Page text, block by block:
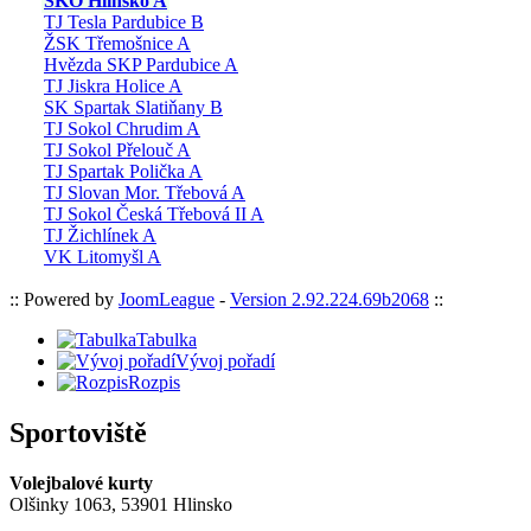
TJ Tesla Pardubice B
ŽSK Třemošnice A
Hvězda SKP Pardubice A
TJ Jiskra Holice A
SK Spartak Slatiňany B
TJ Sokol Chrudim A
TJ Sokol Přelouč A
TJ Spartak Polička A
TJ Slovan Mor. Třebová A
TJ Sokol Česká Třebová II A
TJ Žichlínek A
VK Litomyšl A
:: Powered by JoomLeague - Version 2.92.224.69b2068 ::
Tabulka
Vývoj pořadí
Rozpis
Sportoviště
Volejbalové kurty
Olšinky 1063, 53901 Hlinsko